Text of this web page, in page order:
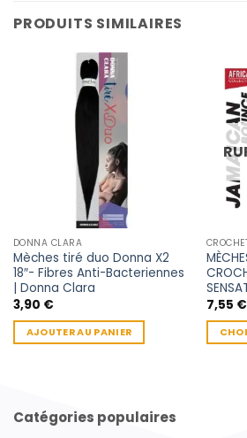
PRODUITS SIMILAIRES
DONNA CLARA
Mèches tiré duo Donna X2
18″- Fibres Anti-Bacteriennes
| Donna Clara
3,90 €
AJOUTER AU PANIER
7,55 €
Catégories populaires